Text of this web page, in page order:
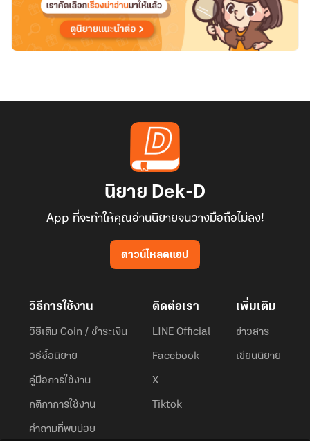
นิยาย Dek-D
App ที่จะทำให้คุณอ่านนิยายจนวางมือถือไม่ลง!
ดาวน์โหลดแอป
วิธีการใช้งาน
วิธีเติม Coin / ชำระเงิน
วิธีซื้อนิยาย
คู่มือการใช้งาน
กติกาการใช้งาน
คำถามที่พบบ่อย
ติดต่อเรา
LINE Official
Facebook
X
Tiktok
เพิ่มเติม
ข่าวสาร
เขียนนิยาย